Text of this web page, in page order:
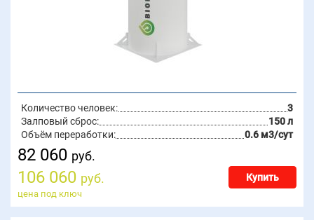
Количество человек:
3
Залповый сброс:
150 л
Объём переработки:
0.6 м3/сут
82 060 руб.
106 060 руб. Купить
цена под ключ